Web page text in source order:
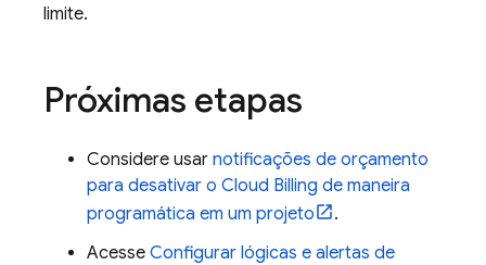
limite.
Próximas etapas
Considere usar notificações de orçamento
para desativar o Cloud Billing de maneira
programática em um projeto
.
Acesse Configurar lógicas e alertas de